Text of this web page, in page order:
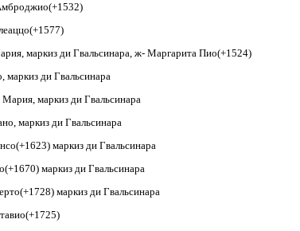
маркиз ди Гвальсинара, ж- Маргарита Пио(+1524)
маркиз ди Гвальсинара
маркиз ди Гвальсинара
маркиз ди Гвальсинара
маркиз ди Гвальсинара
маркиз ди Гвальсинара
маркиз ди Гвальсинара